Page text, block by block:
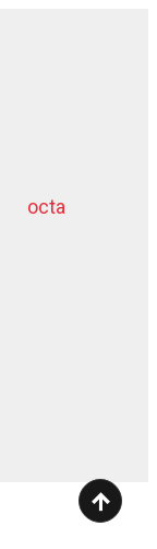
octa
dziļurbums